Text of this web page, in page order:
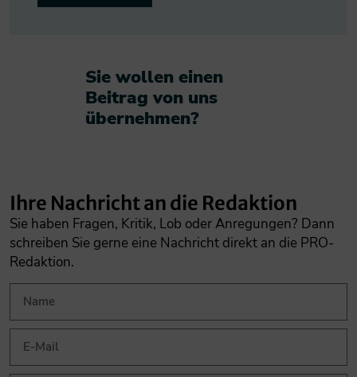
Sie wollen einen
Beitrag von uns
übernehmen?​
Ihre Nachricht an die Redaktion
Sie haben Fragen, Kritik, Lob oder Anregungen? Dann
schreiben Sie gerne eine Nachricht direkt an die PRO-
Redaktion.